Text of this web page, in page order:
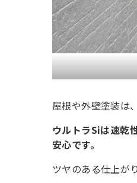
屋根や外壁塗装は
ウルトラSiは速乾
安心です。
ツヤのある仕上が